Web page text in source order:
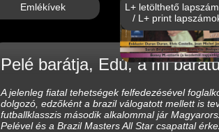
Emlékívek
L+ letölthető
/ L+ print
Pelé barátja, Edú, a mi
A jelenleg fiatal tehetségek felfedezésével
dolgozó, edzőként a brazil válogatott mellett is
futballklasszis második alkalommal jár
Pelévelés a Brazil Masters All Star csapattal